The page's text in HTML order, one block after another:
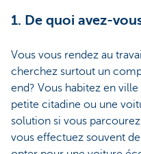
1. De quoi avez-
Vous vous rendez au
cherchez surtout un
end? Vous habitez en
petite citadine ou une
solution si vous
vous effectuez souvent